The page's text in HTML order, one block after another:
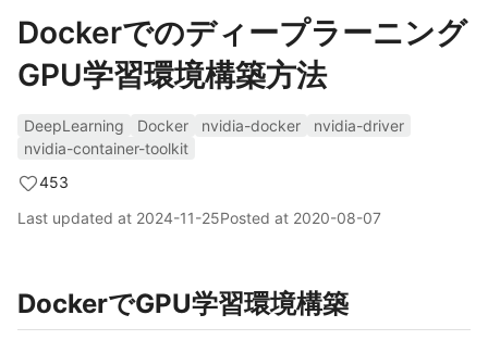
Dockerでのディープラーニング
GPU学習環境構築方法
DeepLearning Docker nvidia-docker
nvidia-driver
nvidia-container-toolkit
453
Last updated at 2024-11-25Posted at 2020-08-07
DockerでGPU学習環境構築